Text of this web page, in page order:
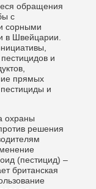
обращения
с
сорными
в Швейцарии.
и
прямых
и
охраны
решения
(пестицид) –
британская